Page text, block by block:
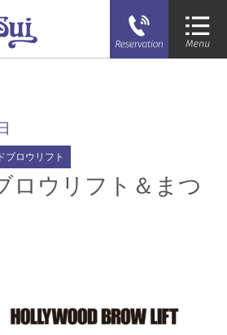
ブロウリフト
ロウリフト＆まつ